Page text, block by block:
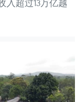
入超过13万亿越